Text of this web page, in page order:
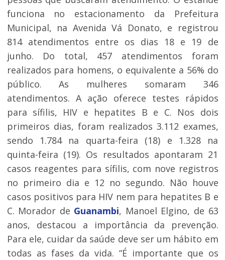
funciona no estacionamento da Prefeitura
Municipal, na Avenida Vá Donato, e registrou
814 atendimentos entre os dias 18 e 19 de
junho. Do total, 457 atendimentos foram
realizados para homens, o equivalente a 56% do
público. As mulheres somaram 346
atendimentos. A ação oferece testes rápidos
para sífilis, HIV e hepatites B e C. Nos dois
primeiros dias, foram realizados 3.112 exames,
sendo 1.784 na quarta-feira (18) e 1.328 na
quinta-feira (19). Os resultados apontaram 21
casos reagentes para sífilis, com nove registros
no primeiro dia e 12 no segundo. Não houve
casos positivos para HIV nem para hepatites B e
C. Morador de Guanambi, Manoel Elgino, de 63
anos, destacou a importância da prevenção.
Para ele, cuidar da saúde deve ser um hábito em
todas as fases da vida. “É importante que os